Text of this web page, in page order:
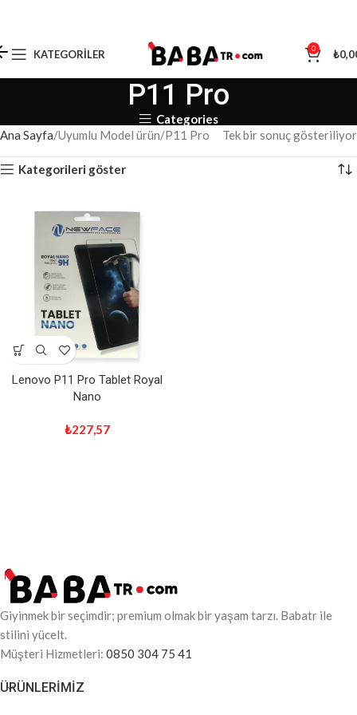
KATEGORILER 0 ₺
P11 Pro
Categories
Ana Sayfa Uyumlu Model ürün P11 Pro Tek bir sonuç gösteriliyor
Kategorileri göster
Lenovo P11 Pro Tablet Royal
Nano
₺227,57
Giyinmek bir seçimdir; premium olmak bir yaşam tarzı. Babatr ile
stilini yücelt.
Müşteri Hizmetleri: 0850 304 75 41
ÜRÜNLERIMIZ